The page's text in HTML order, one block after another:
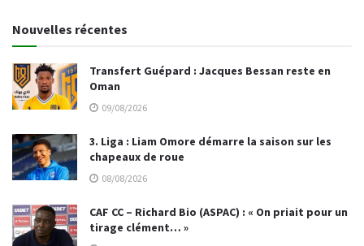
Nouvelles récentes
Transfert Guépard : Jacques Bessan reste en
Oman
09/08/2026
3. Liga : Liam Omore démarre la saison sur les
chapeaux de roue
08/08/2026
CAF CC – Richard Bio (ASPAC) : « On priait pour un
tirage clément… »